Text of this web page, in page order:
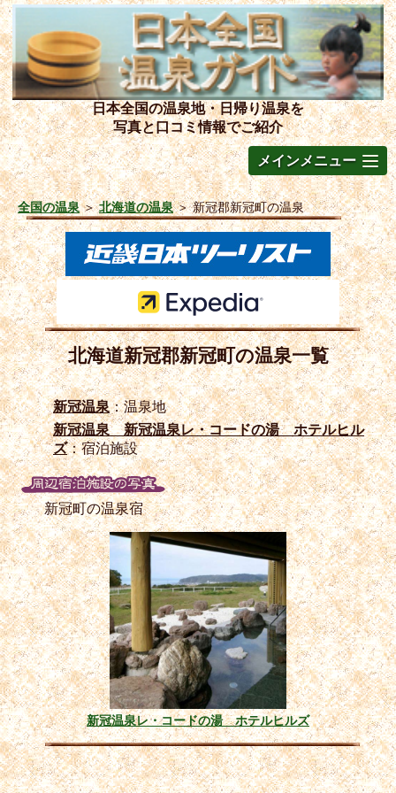
日本全国の温泉地・日帰り温泉を
写真と口コミ情報でご紹介
メインメニュー
全国の温泉＞北海道の温泉＞新冠郡新冠町の温泉
北海道新冠郡新冠町の温泉一覧
新冠温泉：温泉地
新冠温泉 新冠温泉レ・コードの湯 ホテルヒル
ズ：宿泊施設
新冠町の温泉宿
新冠温泉レ・コードの湯 ホテルヒルズ